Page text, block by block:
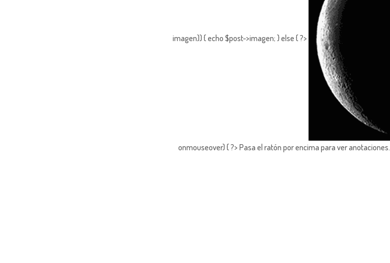
imagen)) { echo $post->imagen; } else { ?>
onmouseover) { ?> Pasa el ratón por encima para ver anotaciones.